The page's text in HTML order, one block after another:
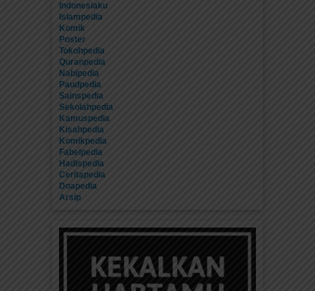
Indonesiaku
Islampedia
Komik
Poster
Tokohpedia
Quranpedia
Nabipedia
Paudpedia
Sainspedia
Sekolahpedia
Kamuspedia
Kisahpedia
Komikpedia
Fabelpedia
Hadispedia
Ceritapedia
Doapedia
Arsip